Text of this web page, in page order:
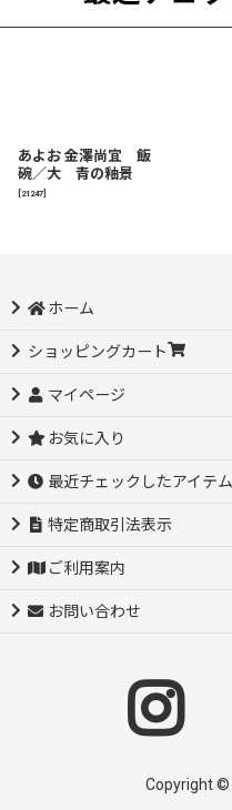
あよお 金澤尚宜 飯
碗／大 青の釉景
21247
ホーム
ショッピングカート
マイページ
お気に入り
最近チェックしたアイテム
特定商取引法表示
ご利用案内
お問い合わせ
Copyright ©